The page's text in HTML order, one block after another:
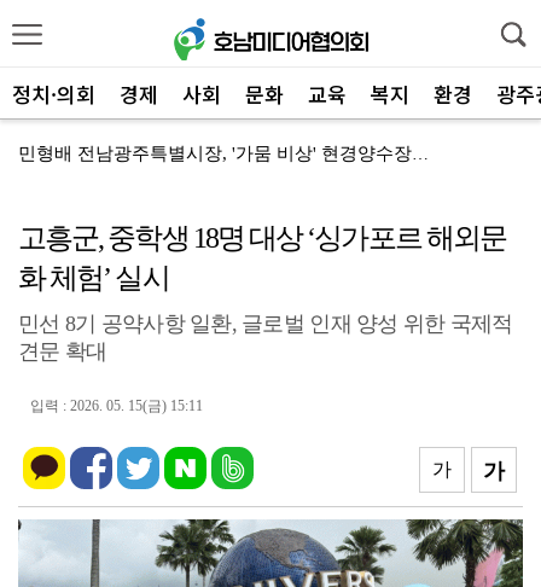
정치·의회 경제 사회 문화 교육 복지 환경 광
민형배 전남광주특별시장, '가뭄 비상' 현경양수장 용수...
전남광주특별시 '영농형태양광' 시동… 시·군 협력 간담...
신안군-울릉군, '국토외곽 섬' 살린다… 공동 대응 강...
영암군, '혁신공감 특강' 개최…우원식 등 3회 강연
영암군, 군청 지상주차장 '민원인 전용' 개편
'살인 폭염' 장흥군, 축산농가 현장점검 총력
고흥군, 중학생 18명 대상 ‘싱가포르 해외문
화 체험’ 실시
민선 8기 공약사항 일환, 글로벌 인재 양성 위한 국제적
견문 확대
입력 : 2026. 05. 15(금) 15:11
가
가